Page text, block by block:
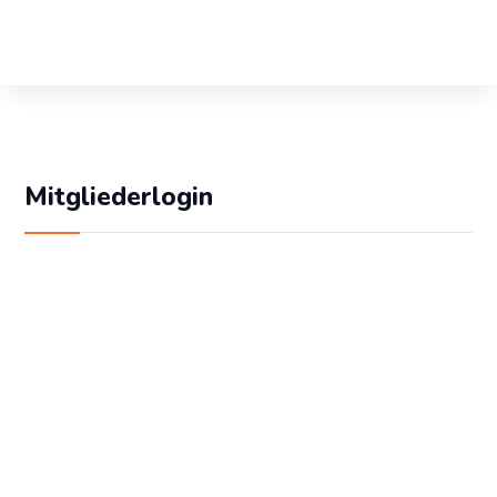
Mitgliederlogin